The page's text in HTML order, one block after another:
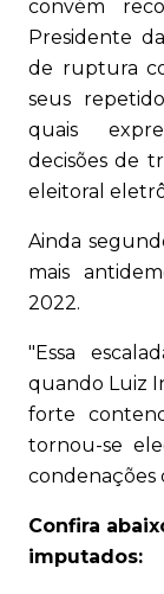
convém
Presidente
de ruptura
seus
quais
decisões de
eleitoral
Ainda
mais
2022.
"Essa
quando Luiz
forte
tornou-se
condenações
Confira
imputados: